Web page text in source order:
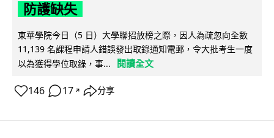
防護缺失
東華學院今日（5 日）大學聯招放榜之際，因人為疏忽向全數
11,139 名課程申請人錯誤發出取錄通知電郵，令大批考生一度
以為獲得學位取錄，事...
閱讀全文
146 17 ↗ 分享